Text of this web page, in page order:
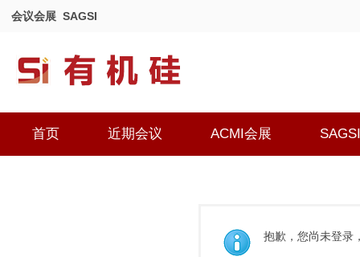
会议会展 SAGSI
首页 近期会议 ACMI会展 SAGSI
抱歉，您尚未登录